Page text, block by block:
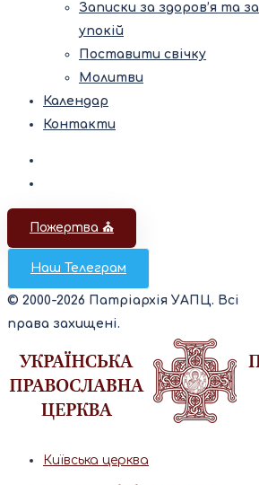
Записки за здоров’я та за
упокій
Поставити свічку
Молитви
Календар
Контакти
Пожертва ⛪️
Наш Телеграм
© 2000-2026 Патріархія УАПЦ. Всі
права захищені.
Київська церква